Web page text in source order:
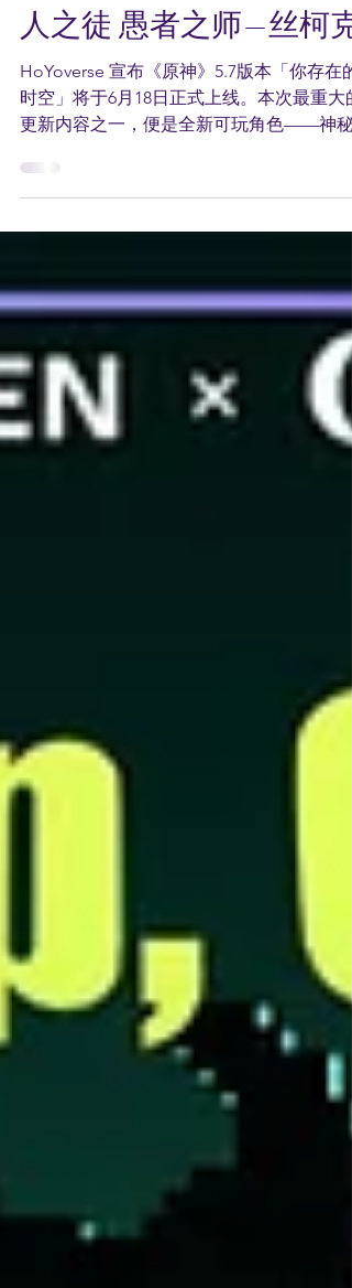
《原神》5.7版本「你存在
的时空」618上线 迎接罪
人之徒 愚者之师—丝柯克
HoYoverse 宣布《原神》5.7版本「你存在的
时空」将于6月18日正式上线。本次最重大的
这位强大盟友的加入，新的动盪也在兄妹之
悄然酝酿。在新的魔神...